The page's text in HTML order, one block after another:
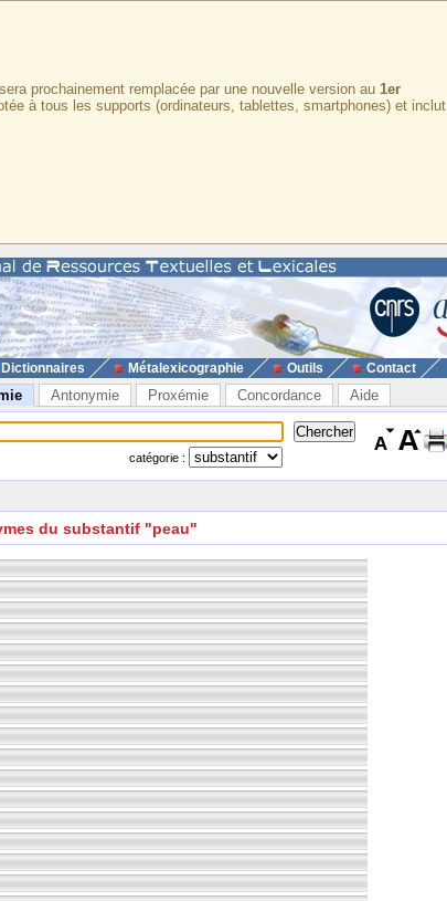
prochainement remplacée par une nouvelle version au 1er
à tous les supports (ordinateurs, tablettes, smartphones) et inclut
Dictionnaires Métalexicographie Outils Contact
Antonymie Proxémie Concordance Aide
catégorie :
du substantif "peau"